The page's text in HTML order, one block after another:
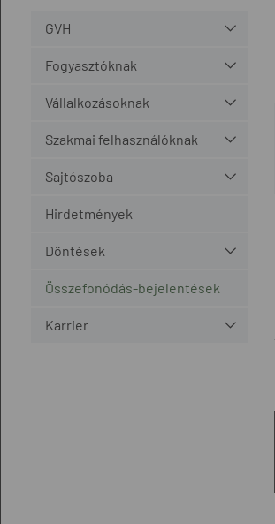
GVH
Fogyasztóknak
Vállalkozásoknak
Szakmai felhasználóknak
Sajtószoba
Hirdetmények
Döntések
Összefonódás-bejelentések
Karrier